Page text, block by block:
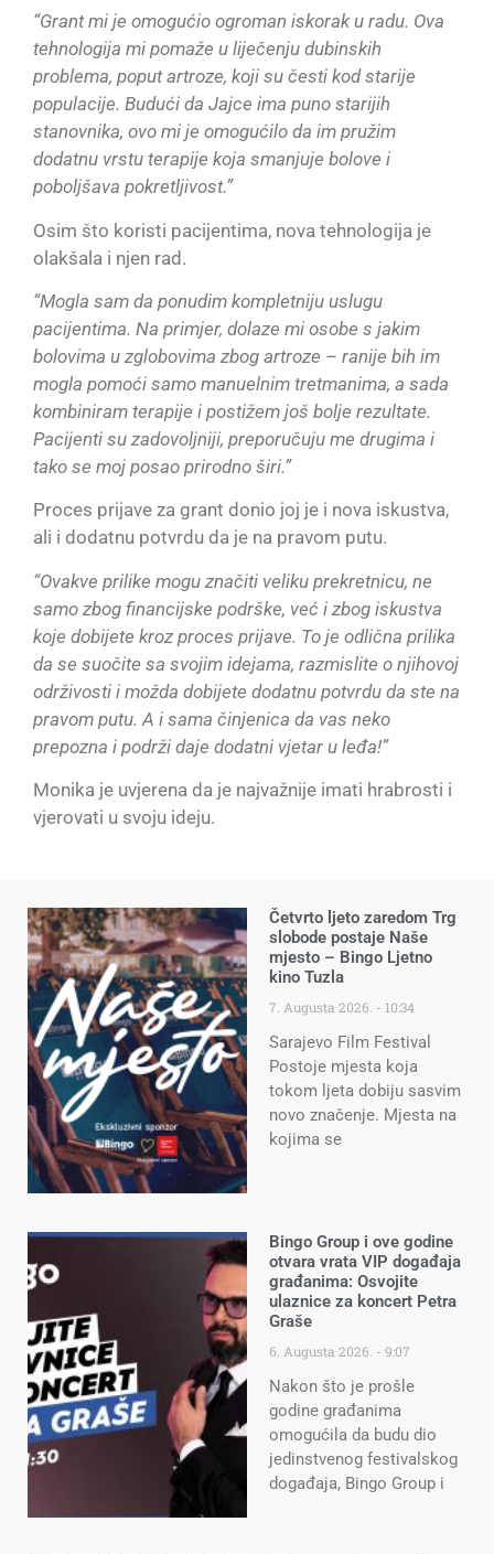
“Grant mi je omogućio ogroman iskorak u radu. Ova
tehnologija mi pomaže u liječenju dubinskih
problema, poput artroze, koji su česti kod starije
populacije. Budući da Jajce ima puno starijih
stanovnika, ovo mi je omogućilo da im pružim
dodatnu vrstu terapije koja smanjuje bolove i
poboljšava pokretljivost.”
Osim što koristi pacijentima, nova tehnologija je
olakšala i njen rad.
“Mogla sam da ponudim kompletniju uslugu
pacijentima. Na primjer, dolaze mi osobe s jakim
bolovima u zglobovima zbog artroze – ranije bih im
mogla pomoći samo manuelnim tretmanima, a sada
kombiniram terapije i postižem još bolje rezultate.
Pacijenti su zadovoljniji, preporučuju me drugima i
tako se moj posao prirodno širi.”
Proces prijave za grant donio joj je i nova iskustva,
ali i dodatnu potvrdu da je na pravom putu.
“Ovakve prilike mogu značiti veliku prekretnicu, ne
samo zbog financijske podrške, već i zbog iskustva
koje dobijete kroz proces prijave. To je odlična prilika
da se suočite sa svojim idejama, razmislite o njihovoj
održivosti i možda dobijete dodatnu potvrdu da ste na
pravom putu. A i sama činjenica da vas neko
prepozna i podrži daje dodatni vjetar u leđa!”
Monika je uvjerena da je najvažnije imati hrabrosti i
vjerovati u svoju ideju.
Četvrto ljeto zaredom Trg
slobode postaje Naše
mjesto – Bingo Ljetno
kino Tuzla
7. Augusta 2026. 10:34
Sarajevo Film Festival
Postoje mjesta koja
tokom ljeta dobiju sasvim
novo značenje. Mjesta na
kojima se
Bingo Group i ove godine
otvara vrata VIP događaja
građanima: Osvojite
ulaznice za koncert Petra
Graše
6. Augusta 2026. 9:07
Nakon što je prošle
godine građanima
omogućila da budu dio
jedinstvenog festivalskog
događaja, Bingo Group i